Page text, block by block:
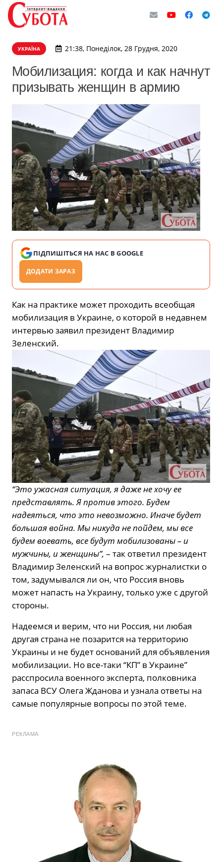
УКРАЇНА 21:38, Понеділок, 28 Грудня, 2020
Мобилизация: когда и как начнут
призывать женщин в армию
ПІДПИШІТЬСЯ НА НАС В GOOGLE
ДОДАТИ ЗАРАЗ
Как на практике может проходить всеобщая
мобилизация в Украине, о которой в недавнем
интервью заявил президент Владимир
Зеленский.
“Это ужасная ситуация, я даже не хочу ее
представлять. Я против этого. Будем
надеяться, что это невозможно. Иначе будет
большая война. Мы никуда не пойдем, мы все
будем воевать, все будут мобилизованы – и
мужчины, и женщины”, – так ответил президент
Владимир Зеленский на вопрос журналистки о
том, задумывался ли он, что Россия вновь
может напасть на Украину, только уже с другой
стороны.
Надеемся и верим, что ни Россия, ни любая
другая страна не позарится на территорию
Украины и не будет оснований для объявления
мобилизации. Но все-таки “КП” в Украине”
расспросила военного эксперта, полковника
запаса ВСУ Олега Жданова и узнала ответы на
самые популярные вопросы по этой теме.
РЕКЛАМА